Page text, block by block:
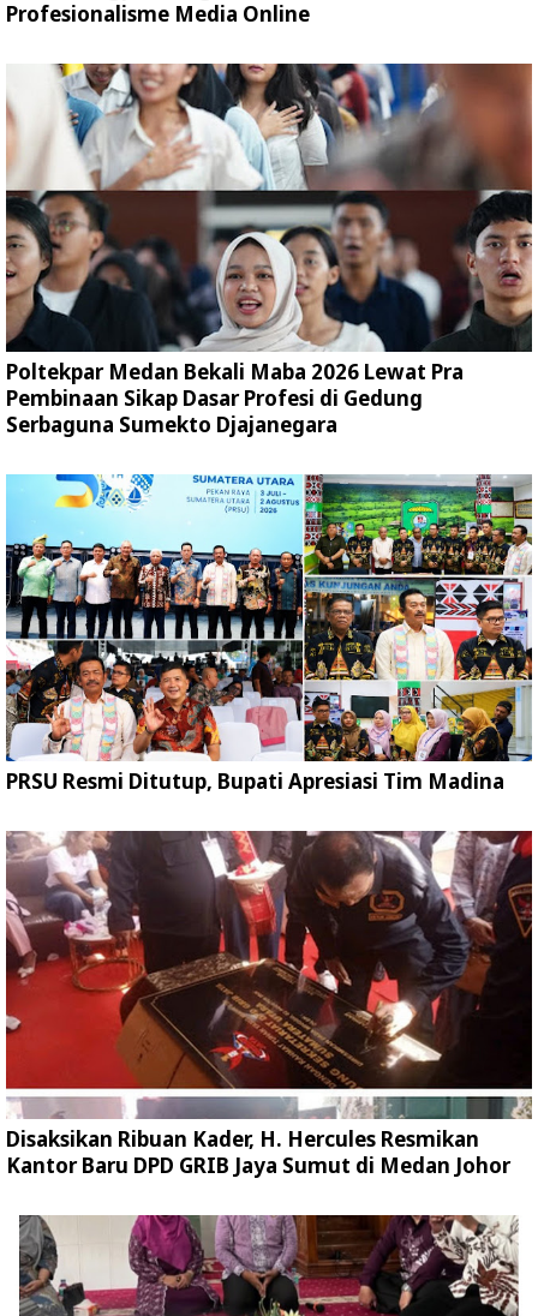
Profesionalisme Media Online
Poltekpar Medan Bekali Maba 2026 Lewat Pra
Pembinaan Sikap Dasar Profesi di Gedung
Serbaguna Sumekto Djajanegara
PRSU Resmi Ditutup, Bupati Apresiasi Tim Madina
Disaksikan Ribuan Kader, H. Hercules Resmikan
Kantor Baru DPD GRIB Jaya Sumut di Medan Johor